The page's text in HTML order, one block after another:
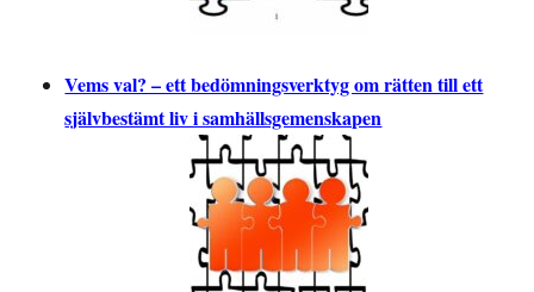
Vems val? – ett bedömningsverktyg om rätten till ett
självbestämt liv i samhällsgemenskapen